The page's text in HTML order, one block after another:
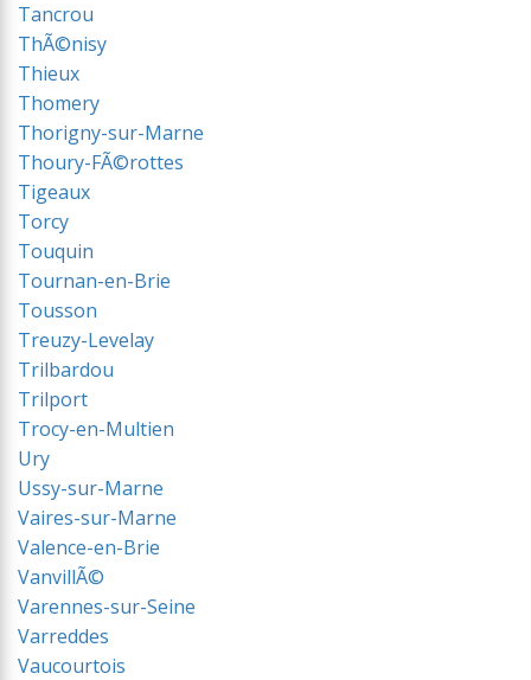
Tancrou
ThÃ©nisy
Thieux
Thomery
Thorigny-sur-Marne
Thoury-FÃ©rottes
Tigeaux
Torcy
Touquin
Tournan-en-Brie
Tousson
Treuzy-Levelay
Trilbardou
Trilport
Trocy-en-Multien
Ury
Ussy-sur-Marne
Vaires-sur-Marne
Valence-en-Brie
VanvillÃ©
Varennes-sur-Seine
Varreddes
Vaucourtois